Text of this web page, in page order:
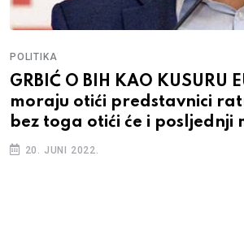
POLITIKA
GRBIĆ O BIH KAO KUSURU
moraju otići predstavnici
bez toga otići će i posljednji
20. JUNI 2022.